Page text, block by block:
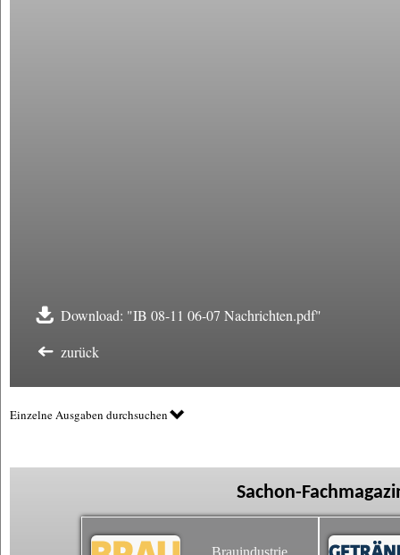
Download: "IB 08-11 06-07 Nachrichten.pdf"
zurück
Einzelne Ausgaben durchsuchen
Sachon-
Brauindustrie